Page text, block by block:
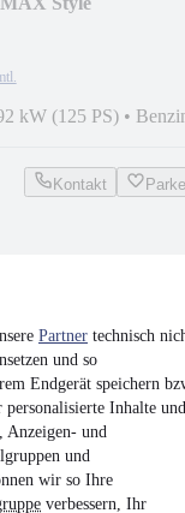
Partner technisch
und so
Endgerät speichern
Inhalte und
Anzeigen- und
und
wir so Ihre
verbessern, Ihr
kW (125 PS) •
Kontakt
App installieren